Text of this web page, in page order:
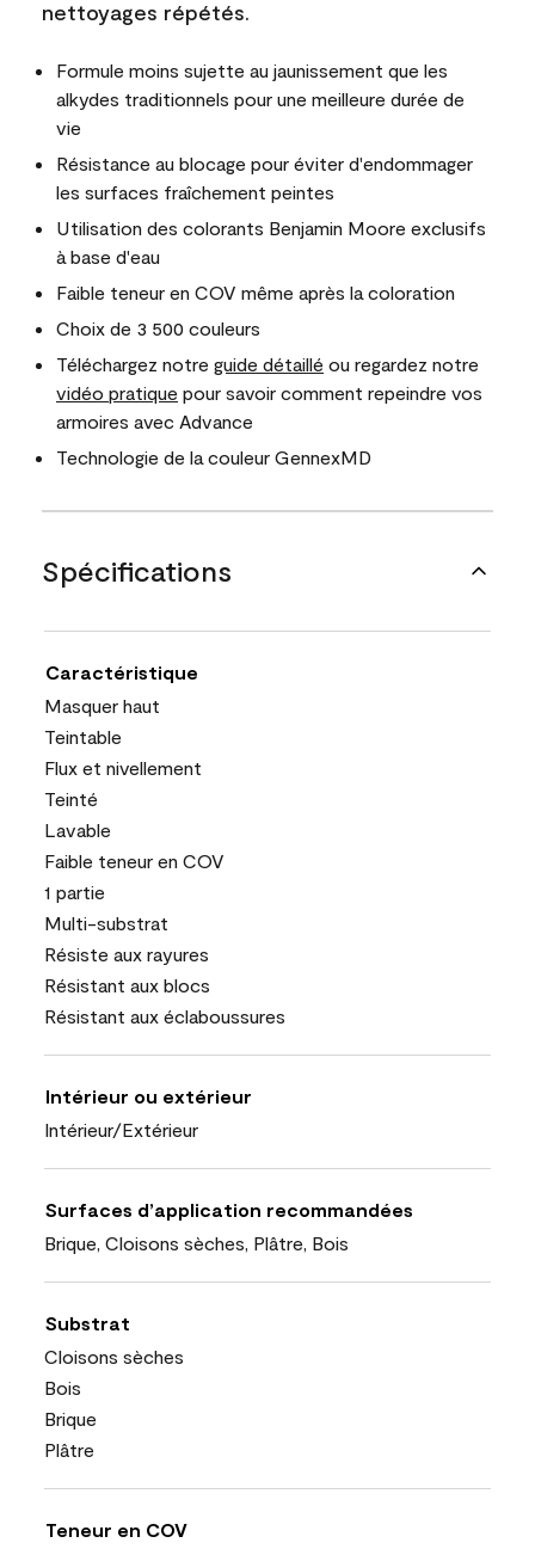
nettoyages répétés.
Formule moins sujette au jaunissement que les
alkydes traditionnels pour une meilleure durée de
vie
Résistance au blocage pour éviter d'endommager
les surfaces fraîchement peintes
Utilisation des colorants Benjamin Moore exclusifs
à base d'eau
Faible teneur en COV même après la coloration
Choix de 3 500 couleurs
Téléchargez notre guide détaillé ou regardez notre
vidéo pratique pour savoir comment repeindre vos
armoires avec Advance
Technologie de la couleur GennexMD
Spécifications
Caractéristique
Masquer haut
Teintable
Flux et nivellement
Teinté
Lavable
Faible teneur en COV
1 partie
Multi-substrat
Résiste aux rayures
Résistant aux blocs
Résistant aux éclaboussures
Intérieur ou extérieur
Intérieur/Extérieur
Surfaces d’application recommandées
Brique, Cloisons sèches, Plâtre, Bois
Substrat
Cloisons sèches
Bois
Brique
Plâtre
Teneur en COV